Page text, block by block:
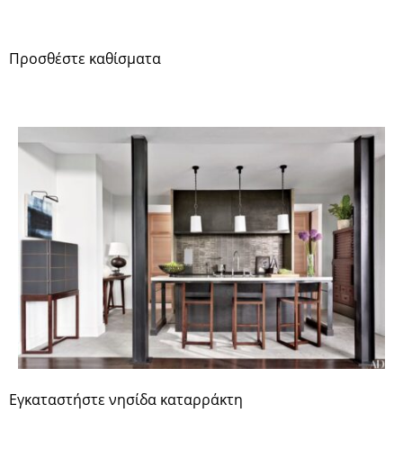
Προσθέστε καθίσματα
Εγκαταστήστε νησίδα καταρράκτη